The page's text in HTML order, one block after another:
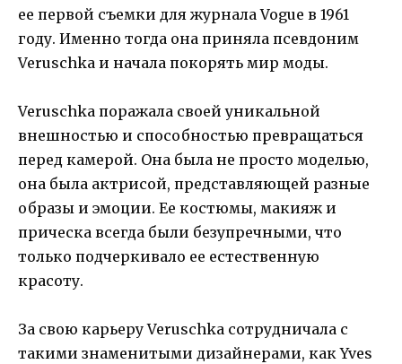
ее первой съемки для журнала Vogue в 1961
году. Именно тогда она приняла псевдоним
Veruschka и начала покорять мир моды.
Veruschka поражала своей уникальной
внешностью и способностью превращаться
перед камерой. Она была не просто моделью,
она была актрисой, представляющей разные
образы и эмоции. Ее костюмы, макияж и
прическа всегда были безупречными, что
только подчеркивало ее естественную
красоту.
За свою карьеру Veruschka сотрудничала с
такими знаменитыми дизайнерами, как Yves